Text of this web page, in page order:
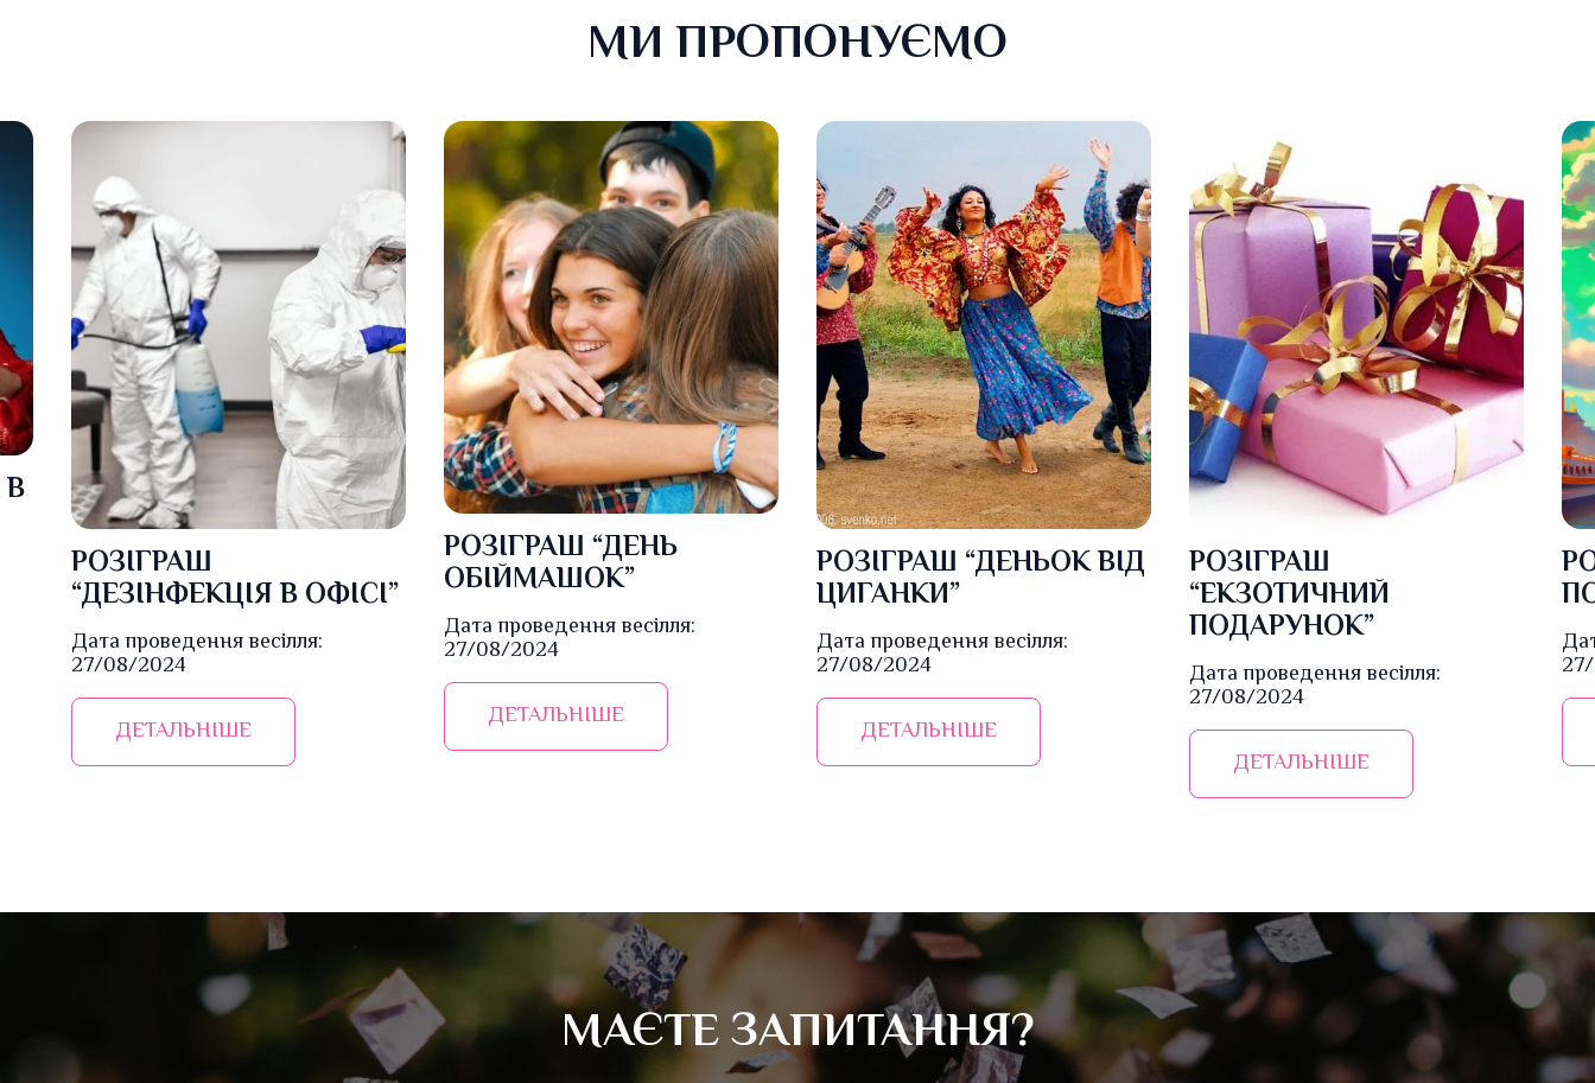
МИ ПРОПОНУЄМО
РОЗІГРАШ
“ДЕЗІНФЕКЦІЯ В ОФІСІ”
Дата проведення весілля:
27/08/2024
ДЕТАЛЬНІШЕ
РОЗІГРАШ “ДЕНЬ
ОБІЙМАШОК”
Дата проведення весілля:
27/08/2024
ДЕТАЛЬНІШЕ
РОЗІГРАШ “ДЕНЬОК ВІД
ЦИГАНКИ”
Дата проведення весілля:
27/08/2024
ДЕТАЛЬНІШЕ
РОЗІГРАШ
“ЕКЗОТИЧНИЙ
ПОДАРУНОК”
Дата проведення весілля:
27/08/2024
ДЕТАЛЬНІШЕ
МАЄТЕ ЗАПИТАННЯ?